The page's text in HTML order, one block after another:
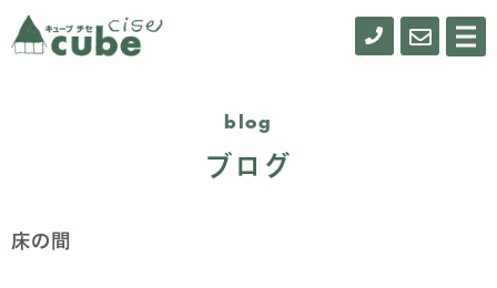
メ
ニ
0155- お
blog
ブログ
床の間